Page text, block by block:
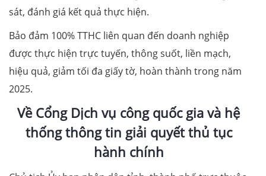
sát, đánh giá kết quả thực hiện.
Bảo đảm 100% TTHC liên quan đến doanh nghiệp
được thực hiện trực tuyến, thông suốt, liền mạch,
hiệu quả, giảm tối đa giấy tờ, hoàn thành trong năm
2025.
Về Cổng Dịch vụ công quốc gia và hệ
thống thông tin giải quyết thủ tục
hành chính